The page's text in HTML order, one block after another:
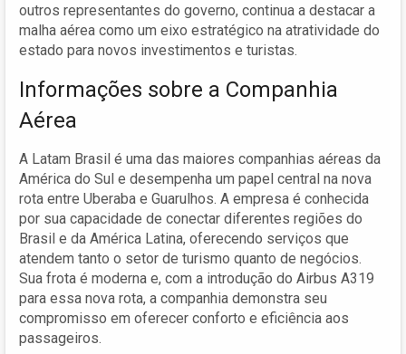
outros representantes do governo, continua a destacar a
malha aérea como um eixo estratégico na atratividade do
estado para novos investimentos e turistas.
Informações sobre a Companhia
Aérea
A Latam Brasil é uma das maiores companhias aéreas da
América do Sul e desempenha um papel central na nova
rota entre Uberaba e Guarulhos. A empresa é conhecida
por sua capacidade de conectar diferentes regiões do
Brasil e da América Latina, oferecendo serviços que
atendem tanto o setor de turismo quanto de negócios.
Sua frota é moderna e, com a introdução do Airbus A319
para essa nova rota, a companhia demonstra seu
compromisso em oferecer conforto e eficiência aos
passageiros.